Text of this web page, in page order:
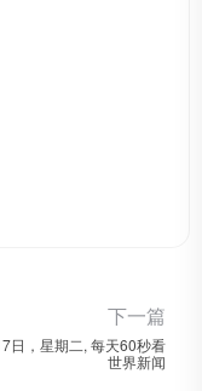
下一篇
日，星期二, 每天60秒看
世界新闻